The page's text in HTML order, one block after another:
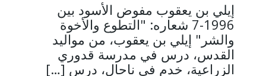
إيلي بن يعقوب مفوض الأسود بين
1996-7 شعاره: "التطوع والأخوة
والشر" إيلي بن يعقوب، من مواليد
القدس، درس في مدرسة قدوري
الزراعية، خدم في ناحال، درس[…]